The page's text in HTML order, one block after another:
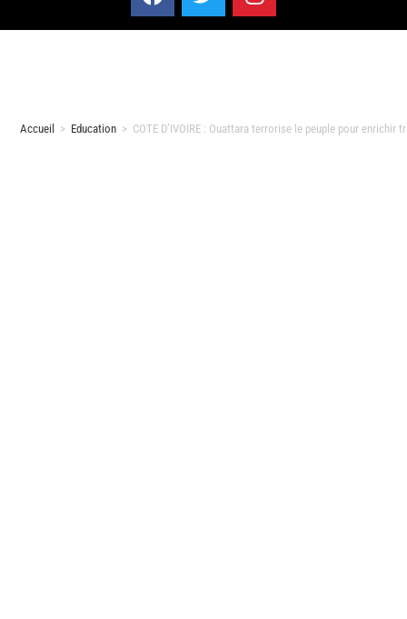
Accueil > Education > COTE D’IVOIRE : Ouattara terrorise le peuple pour enrichir